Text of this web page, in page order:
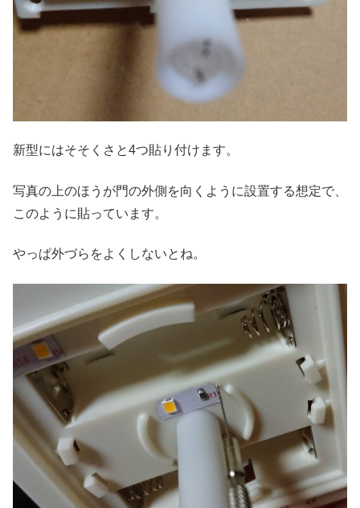
新型にはそそくさと4つ貼り付けます。
写真の上のほうが門の外側を向くように設置する想定で、
このように貼っています。
やっぱ外づらをよくしないとね。